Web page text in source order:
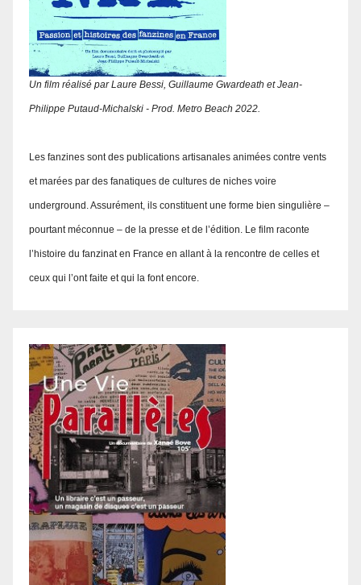
Un film réalisé par Laure Bessi, Guillaume Gwardeath et Jean-
Philippe Putaud-Michalski - Prod. Metro Beach 2022.
Les fanzines sont des publications artisanales animées contre vents
et marées par des fanatiques de cultures de niches voire
underground. Assurément, ils constituent une forme bien singulière –
pourtant méconnue – de la presse et de l’édition. Le film raconte
l’histoire du fanzinat en France en allant à la rencontre de celles et
ceux qui l’ont faite et qui la font encore.